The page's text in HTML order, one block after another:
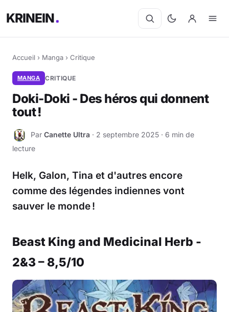
KRINEIN
Accueil › Manga › Critique
MANGA CRITIQUE
Doki-Doki - Des héros qui donnent
tout !
C Par Canette Ultra · 2 septembre 2025 · 6 min de
lecture
Helk, Galon, Tina et d'autres encore
comme des légendes indiennes vont
sauver le monde !
Beast King and Medicinal Herb -
2&3 – 8,5/10